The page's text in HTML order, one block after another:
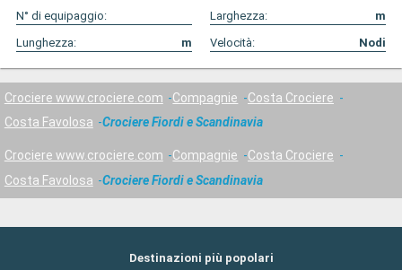
N° di equipaggio:
Larghezza:
m
Lunghezza:
m Velocità: Nodi
Crociere www.crociere.com Compagnie
Costa Crociere
Costa Favolosa
Crociere Fiordi e Scandinavia
Crociere www.crociere.com Compagnie
Costa Crociere
Costa Favolosa
Crociere Fiordi e Scandinavia
Destinazioni più popolari